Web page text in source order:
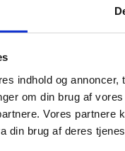
indhold og
om din brug af
Vores
din brug af deres